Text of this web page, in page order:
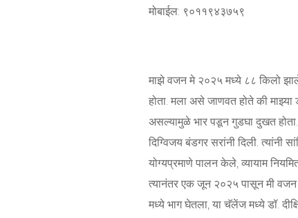
मोबाईल: ९०११९४३७५९
माझे वजन मे २०२५ मध्ये ८८ किलो
होता. मला असे जाणवत होते की माझ्या
असल्यामुळे भार पडून गुडघा दुखत होता.
दिग्विजय बंडगर सरांनी दिली. त्यांनी
योग्यप्रमाणे पालन केले, व्यायाम
त्यानंतर एक जून २०२५ पासून मी वजन
मध्ये भाग घेतला, या चॅलेंज मध्ये डॉ.